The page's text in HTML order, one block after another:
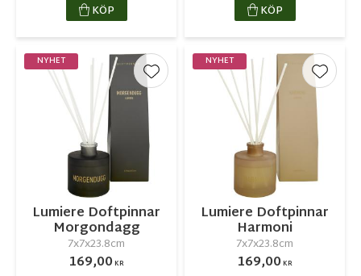
KÖP KÖP
Lumiere Doftpinnar
Morgondagg
7x7x23.8cm
169,00KR
NYHET
Lägg till i favoriter
Lumiere Doftpinnar
Harmoni
7x7x23.8cm
169,00KR
NYHET
Lägg